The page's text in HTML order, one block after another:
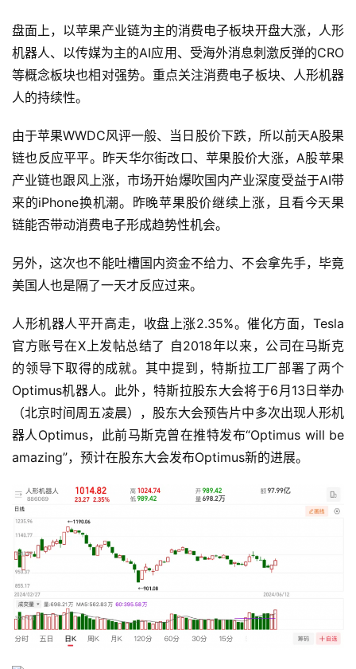
首
页
财
课
投
资
入
门
盘面上，以苹果产业链为主的消费电子板块开盘大涨，人形
机器人、以传媒为主的AI应用、受海外消息刺激反弹的CRO
等概念板块也相对强势。重点关注消费电子板块、人形机器
人的持续性。
由于苹果WWDC风评一般、当日股价下跌，所以前天A股果
链也反应平平。昨天华尔街改口、苹果股价大涨，A股苹果
产业链也跟风上涨，市场开始爆吹国内产业深度受益于AI带
来的iPhone换机潮。昨晚苹果股价继续上涨，且看今天果
链能否带动消费电子形成趋势性机会。
另外，这次也不能吐槽国内资金不给力、不会拿先手，毕竟
美国人也是隔了一天才反应过来。
人形机器人平开高走，收盘上涨2.35%。催化方面，Tesla
官方账号在X上发帖总结了 自2018年以来，公司在马斯克
的领导下取得的成就。其中提到，特斯拉工厂部署了两个
Optimus机器人。此外，特斯拉股东大会将于6月13日举办
（北京时间周五凌晨），股东大会预告片中多次出现人形机
器人Optimus，此前马斯克曾在推特发布“Optimus will be
amazing”，预计在股东大会发布Optimus新的进展。